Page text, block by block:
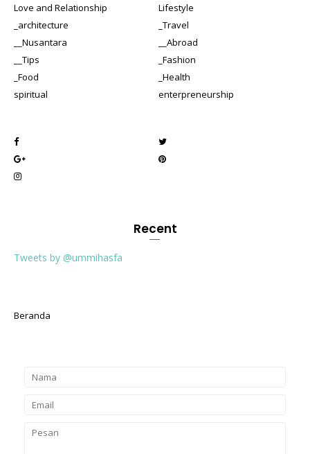
Love and Relationship
Lifestyle
_architecture
_Travel
__Nusantara
__Abroad
__Tips
_Fashion
_Food
_Health
spiritual
enterpreneurship
Recent
Tweets by @ummihasfa
Beranda